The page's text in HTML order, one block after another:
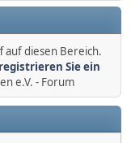
diesen Bereich.
registrieren Sie ein
e.V. - Forum